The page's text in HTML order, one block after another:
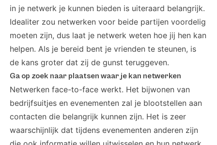
in je netwerk je kunnen bieden is uiteraard belangrijk.
Idealiter zou netwerken voor beide partijen voordelig
moeten zijn, dus laat je netwerk weten hoe jij hen kan
helpen. Als je bereid bent je vrienden te steunen, is
de kans groter dat zij de gunst teruggeven.
Ga op zoek naar plaatsen waar je kan netwerken
Netwerken face-to-face werkt. Het bijwonen van
bedrijfsuitjes en evenementen zal je blootstellen aan
contacten die belangrijk kunnen zijn. Het is zeer
waarschijnlijk dat tijdens evenementen anderen zijn